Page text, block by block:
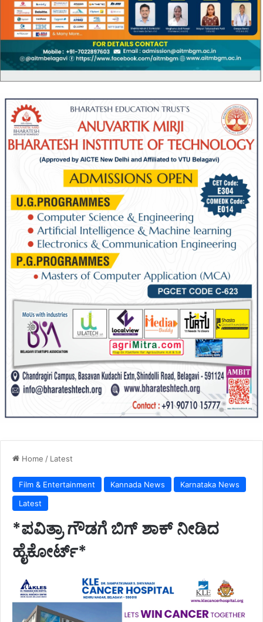
Home / Latest
Film & Entertainment Kannada News
Karnataka News
Latest
*ಪವಿತ್ರಾ ಗೌಡಗೆ ಬಿಗ್ ಶಾಕ್ ನೀಡಿದ
ಹೈಕೋರ್ಟ್*